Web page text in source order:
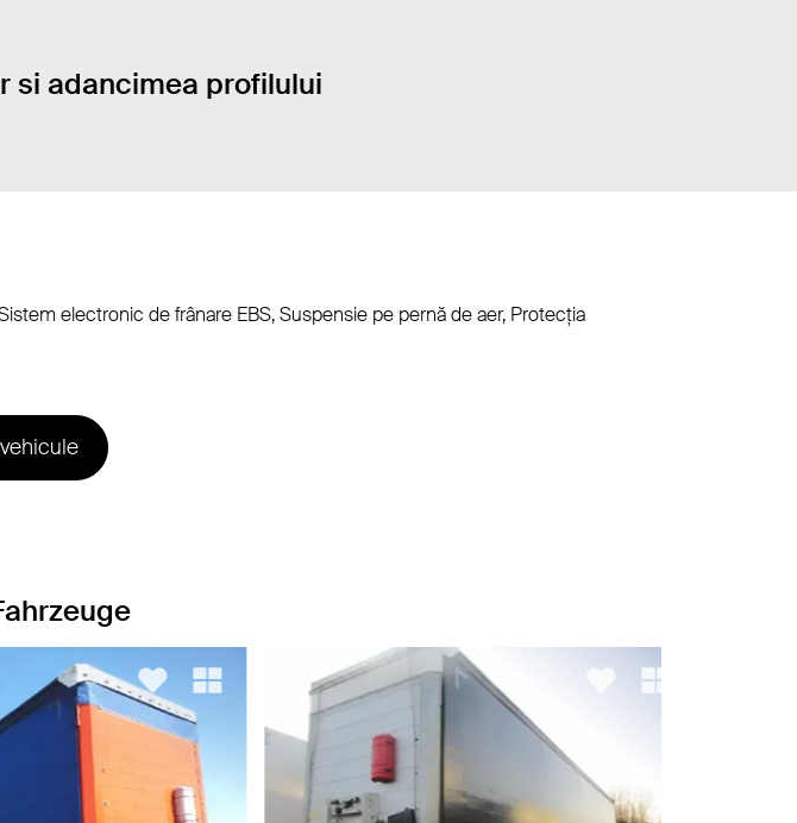
si adancimea profilului
electronic de frânare EBS, Suspensie pe pernă de aer, Protecţia